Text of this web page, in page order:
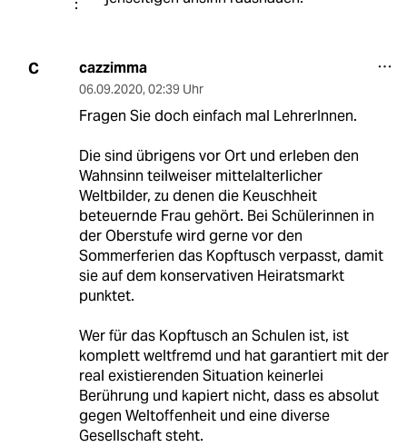
C cazzimma
06.09.2020, 02:39 Uhr
Fragen Sie doch einfach mal LehrerInnen.
Die sind übrigens vor Ort und erleben den
Wahnsinn teilweiser mittelalterlicher
Weltbilder, zu denen die Keuschheit
beteuernde Frau gehört. Bei Schülerinnen in
der Oberstufe wird gerne vor den
Sommerferien das Kopftusch verpasst, damit
sie auf dem konservativen Heiratsmarkt
punktet.
Wer für das Kopftusch an Schulen ist, ist
komplett weltfremd und hat garantiert mit der
real existierenden Situation keinerlei
Berührung und kapiert nicht, dass es absolut
gegen Weltoffenheit und eine diverse
Gesellschaft steht.